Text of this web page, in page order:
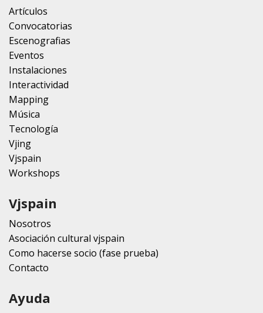
Artículos
Convocatorias
Escenografias
Eventos
Instalaciones
Interactividad
Mapping
Música
Tecnología
Vjing
Vjspain
Workshops
Vjspain
Nosotros
Asociación cultural vjspain
Como hacerse socio (fase prueba)
Contacto
Ayuda